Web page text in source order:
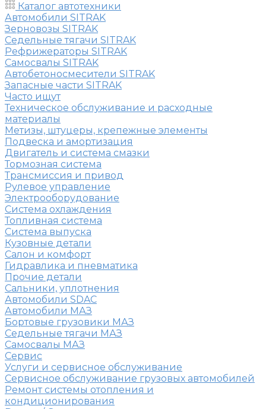
Каталог автотехники
Автомобили SITRAK
Зерновозы SITRAK
Седельные тягачи SITRAK
Рефрижераторы SITRAK
Самосвалы SITRAK
Автобетоносмесители SITRAK
Запасные части SITRAK
Часто ищут
Техническое обслуживание и расходные
материалы
Метизы, штуцеры, крепежные элементы
Подвеска и амортизация
Двигатель и система смазки
Тормозная система
Трансмиссия и привод
Рулевое управление
Электрооборудование
Система охлаждения
Топливная система
Система выпуска
Кузовные детали
Салон и комфорт
Гидравлика и пневматика
Прочие детали
Сальники, уплотнения
Автомобили SDAC
Автомобили МАЗ
Бортовые грузовики МАЗ
Седельные тягачи МАЗ
Самосвалы МАЗ
Сервис
Услуги и сервисное обслуживание
Сервисное обслуживание грузовых автомобилей
Ремонт системы отопления и
кондиционирования